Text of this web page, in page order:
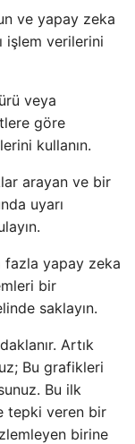
ve yapay zeka
işlem verilerini
veya
göre
kullanın.
arayan ve bir
uyarı
fazla yapay zeka
bir
saklayın.
Artık
Bu grafikleri
Bu ilk
tepki veren bir
birine